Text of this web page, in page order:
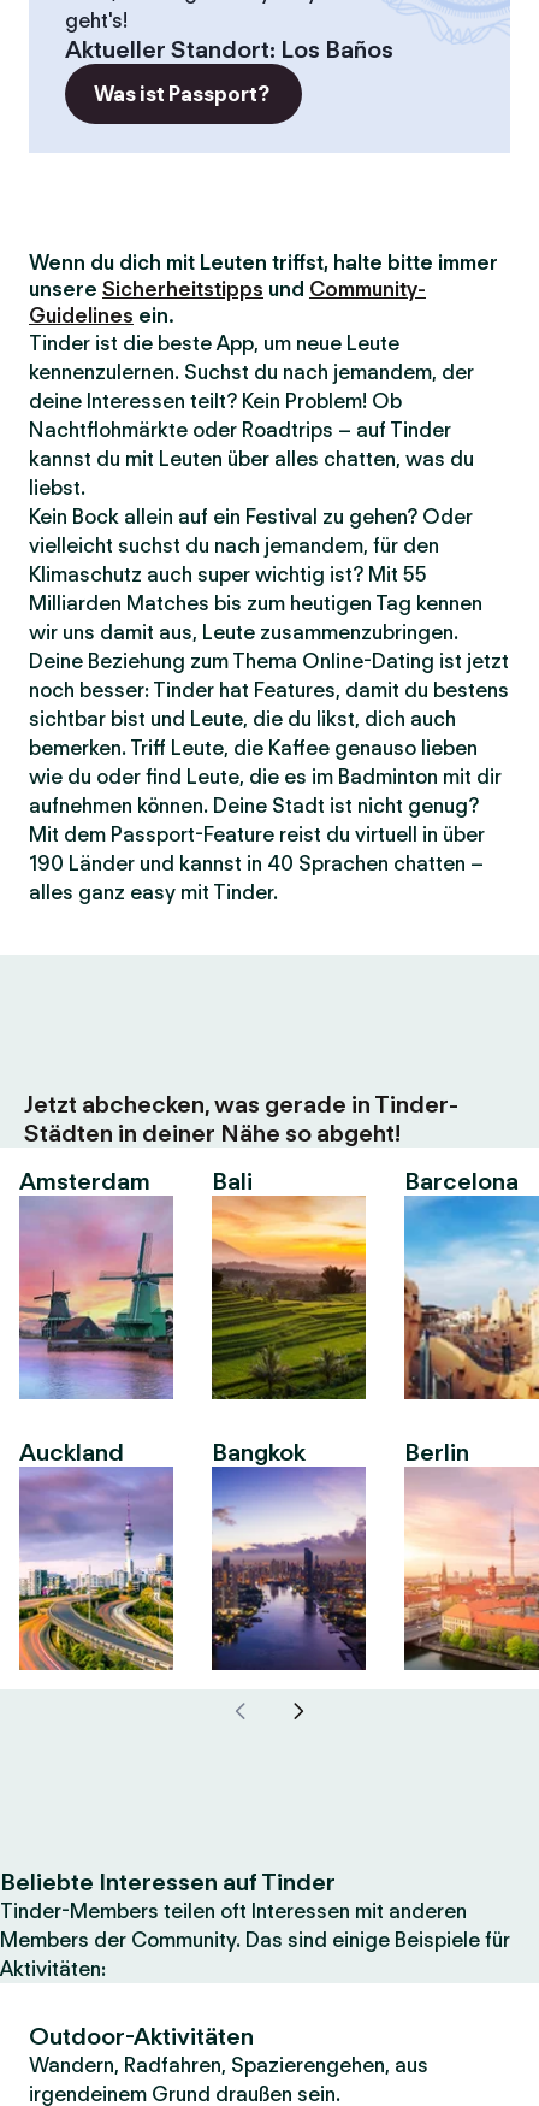
geht's!
Aktueller Standort: Los Baños
Was ist Passport?
Wenn du dich mit Leuten triffst, halte bitte immer
unsere Sicherheitstipps und Community-
Guidelines ein.
Tinder ist die beste App, um neue Leute
kennenzulernen. Suchst du nach jemandem, der
deine Interessen teilt? Kein Problem! Ob
Nachtflohmärkte oder Roadtrips – auf Tinder
kannst du mit Leuten über alles chatten, was du
liebst.
Kein Bock allein auf ein Festival zu gehen? Oder
vielleicht suchst du nach jemandem, für den
Klimaschutz auch super wichtig ist? Mit 55
Milliarden Matches bis zum heutigen Tag kennen
wir uns damit aus, Leute zusammenzubringen.
Deine Beziehung zum Thema Online-Dating ist jetzt
noch besser: Tinder hat Features, damit du bestens
sichtbar bist und Leute, die du likst, dich auch
bemerken. Triff Leute, die Kaffee genauso lieben
wie du oder find Leute, die es im Badminton mit dir
aufnehmen können. Deine Stadt ist nicht genug?
Mit dem Passport-Feature reist du virtuell in über
190 Länder und kannst in 40 Sprachen chatten –
alles ganz easy mit Tinder.
Jetzt abchecken, was gerade in Tinder-
Städten in deiner Nähe so abgeht!
Amsterdam
Auckland
Bali
Bangkok
Barcelona
Berlin
Beliebte Interessen auf Tinder
Tinder-Members teilen oft Interessen mit anderen
Members der Community. Das sind einige Beispiele für
Aktivitäten:
Outdoor-Aktivitäten
Wandern, Radfahren, Spazierengehen, aus
irgendeinem Grund draußen sein.